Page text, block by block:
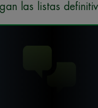
las listas